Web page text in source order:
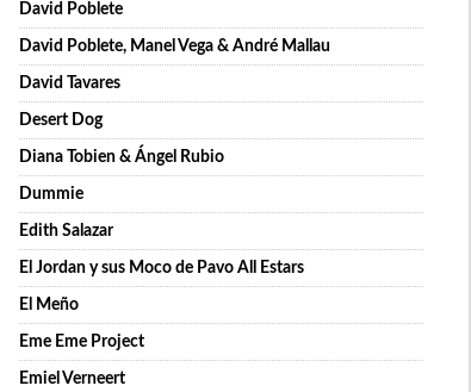
David Poblete
David Poblete, Manel Vega & André Mallau
David Tavares
Desert Dog
Diana Tobien & Ángel Rubio
Dummie
Edith Salazar
El Jordan y sus Moco de Pavo All Estars
El Meño
Eme Eme Project
Emiel Verneert